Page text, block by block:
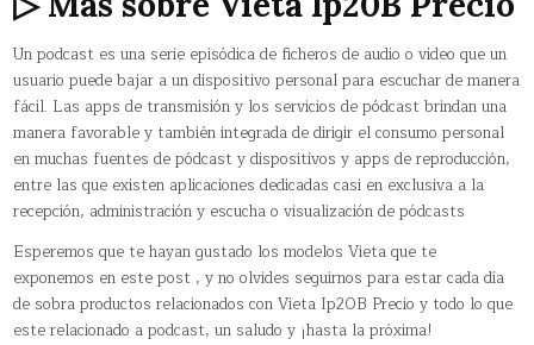
Un podcast​ es una serie episódica de ficheros de audio o vídeo que un
usuario puede bajar a un dispositivo personal para escuchar de manera
fácil. Las apps de transmisión y los servicios de pódcast brindan una
manera favorable y también integrada de dirigir el consumo personal
en muchas fuentes de pódcast y dispositivos y apps de reproducción,
entre las que existen aplicaciones dedicadas casi en exclusiva a la
recepción, administración y escucha o visualización de pódcasts
Esperemos que te hayan gustado los modelos Vieta que te
exponemos en este post , y no olvides seguirnos para estar cada día
de sobra productos relacionados con Vieta Ip20B Precio y todo lo que
este relacionado a podcast, un saludo y ¡hasta la próxima!